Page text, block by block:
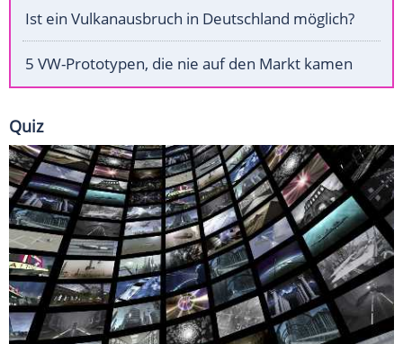
Ist ein Vulkanausbruch in Deutschland möglich?
5 VW-Prototypen, die nie auf den Markt kamen
Quiz